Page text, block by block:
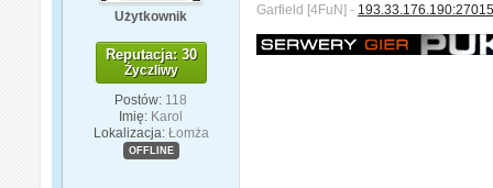
Użytkownik
Reputacja: 30
Życzliwy
Postów: 118
Imię: Karol
Lokalizacja: Łomża
OFFLINE
Garfield [4FuN] -